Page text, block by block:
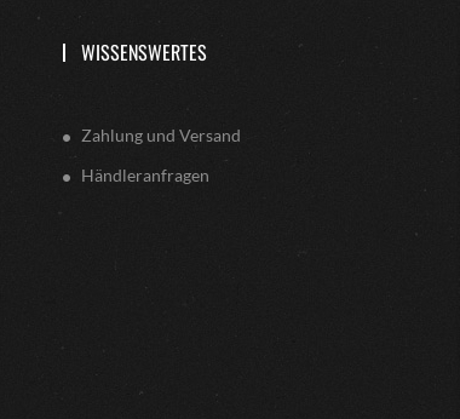
WISSENSWERTES
Zahlung und Versand
Händleranfragen